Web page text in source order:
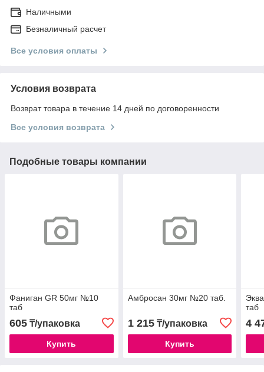
Наличными
Безналичный расчет
Все условия оплаты
Условия возврата
Возврат товара в течение 14 дней по договоренности
Все условия возврата
Подобные товары компании
Фаниган GR 50мг №10
таб
605 ₸/упаковка
Купить
Амбросан 30мг №20 таб.
1 215₸/упаковка
Купить
таб
4